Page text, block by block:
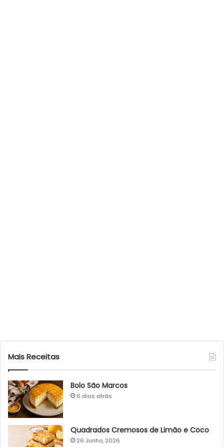
Mais Receitas
Bolo São Marcos
6 dias atrás
Quadrados Cremosos de Limão e Coco
26 Junho, 2026